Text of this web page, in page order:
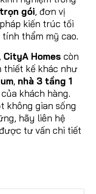
gói, đơn vị
kiến trúc tối
thẩm mỹ cao.
, CityA Homes còn
thiết kế khác như
, nhà 3 tầng 1
khách hàng.
không gian sống
hãy liên hệ
tư vấn chi tiết